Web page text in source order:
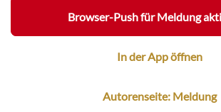
Browser-Push für Meldung
In der App öffnen
Autorenseite: Meldung